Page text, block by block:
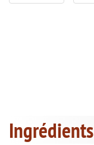
Ingrédients